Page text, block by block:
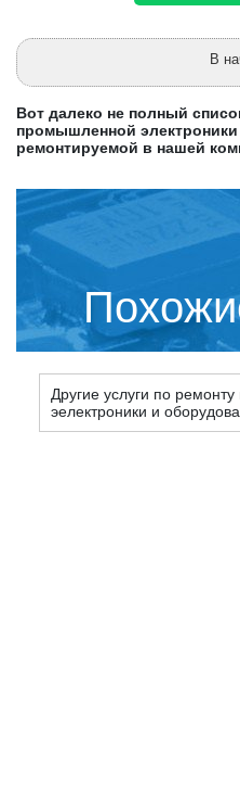
В
Вот далеко не полный
промышленной
ремонтируемой в нашей
Другие услуги по
эелектроники и